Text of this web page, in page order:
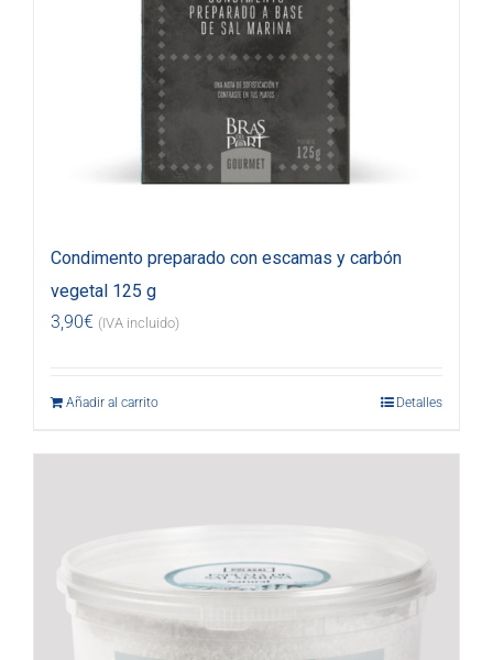
Condimento preparado con escamas y carbón
vegetal 125 g
3,90€ (IVA incluido)
Añadir al carrito Detalles